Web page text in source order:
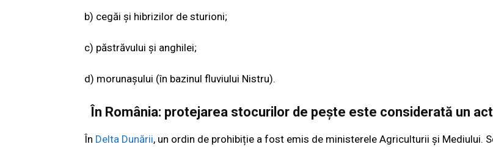
b) cegăi și hibrizilor de sturioni;
c) păstrăvului și anghilei;
d) morunașului (în bazinul fluviului Nistru).
În România: protejarea stocurilor de pește este considerată un
În Delta Dunării, un ordin de prohibiție a fost emis de ministerele Agriculturii și Mediului.